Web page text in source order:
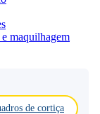
maquilhagem
de cortiça